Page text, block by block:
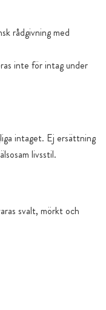
rådgivning med
inte för intag under
intaget. Ej ersättning
livsstil.
svalt, mörkt och